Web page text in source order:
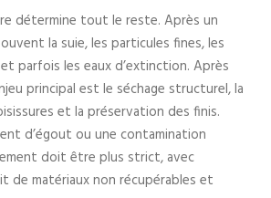
détermine tout le reste. Après un
la suie, les particules fines, les
parfois les eaux d’extinction. Après
principal est le séchage structurel, la
et la préservation des finis.
d’égout ou une contamination
doit être plus strict, avec
de matériaux non récupérables et